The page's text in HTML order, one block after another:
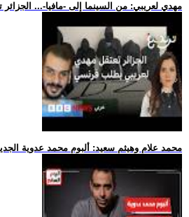
.. مهدي لعريبي: من السينما إلى -مافيا-...
.. محمد علام وهيثم سعيد: ألبوم محمد عدوية